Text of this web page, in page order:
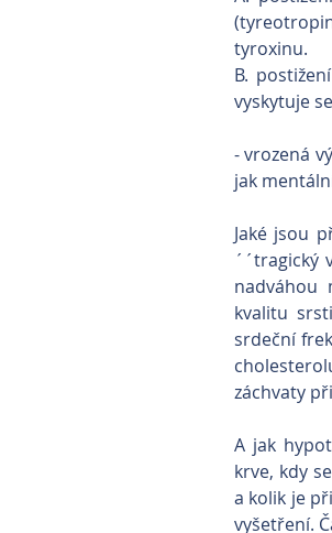
tyroxinu.
B.
vyskytuje
- vrozená
jak
Jaké jsou
´´tragický
nadváhou
kvalitu
srdeční
záchvaty
A jak
krve, kdy
a kolik je
vyšetření.